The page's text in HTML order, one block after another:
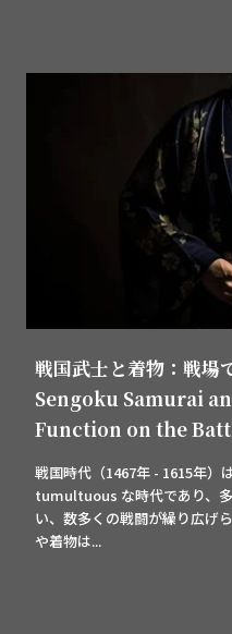
戦国武士と着物：戦場
Sengoku Samurai
Function on the
戦国時代（1467年 - 1615年）
tumultuous な時代であり、
い、数多くの戦闘が繰り広げ
や着物は...